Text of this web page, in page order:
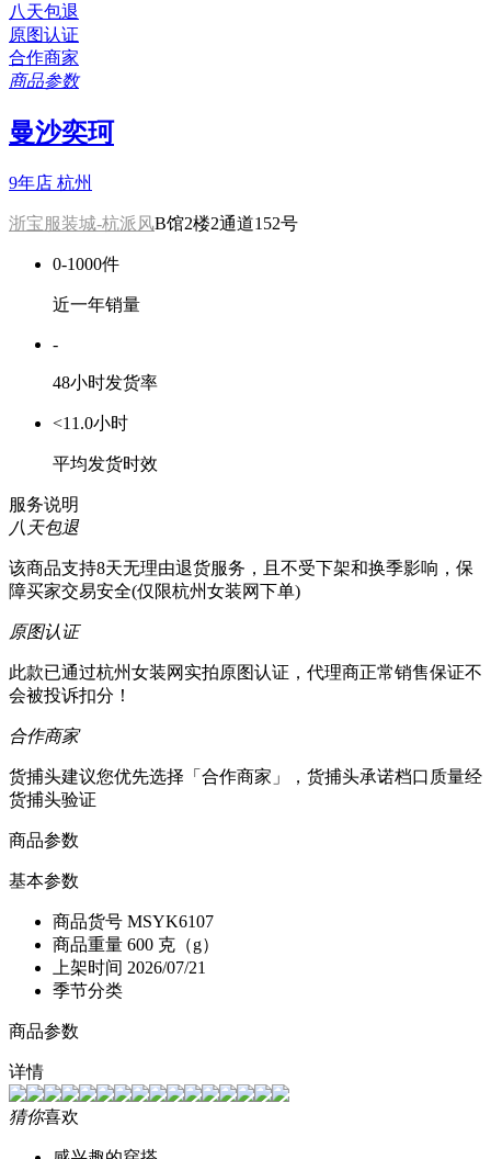
八天包退
原图认证
合作商家
商品参数
曼沙奕珂
9年店 杭州
浙宝服装城-杭派风B馆2楼2通道152号
0-1000件
近一年销量
-
48小时发货率
<11.0小时
平均发货时效
服务说明
八天包退
该商品支持8天无理由退货服务，且不受下架和换季影响，保
障买家交易安全(仅限杭州女装网下单)
原图认证
此款已通过杭州女装网实拍原图认证，代理商正常销售保证不
会被投诉扣分！
合作商家
货捕头建议您优先选择「合作商家」，货捕头承诺档口质量经
货捕头验证
商品参数
基本参数
商品货号 MSYK6107
商品重量 600 克（g）
上架时间 2026/07/21
季节分类
商品参数
详情
猜你喜欢